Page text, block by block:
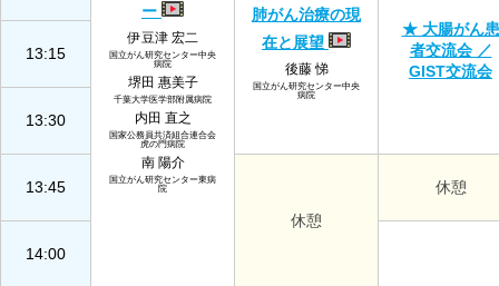
ー
伊豆津 宏二
国立がん研究センター中央
病院
堺田 惠美子
千葉大学医学部附属病院
内田 直之
国家公務員共済組合連合会
虎の門病院
南 陽介
国立がん研究センター東病
院
肺がん治療の現
在と展望
後藤 悌
国立がん研究センター中央
病院
★ 大腸がん患
者交流会 ／
GIST交流会
13:15
13:30
13:45
休憩
休憩
14:00